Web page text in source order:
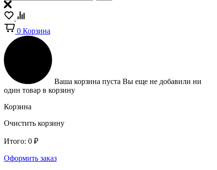
0 Корзина
Ваша корзина пуста Вы еще не добавили ни
один товар в корзину
Корзина
Очистить корзину
Итого: 0 ₽
Оформить заказ